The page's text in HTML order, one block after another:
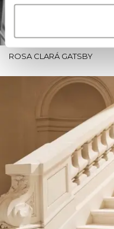
ROSA CLARÁ GATSBY